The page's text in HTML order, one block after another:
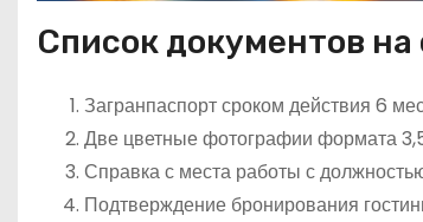
Список документов
Загранпаспорт сроком действия 6
Две цветные фотографии формата
Справка с места работы с
Подтверждение бронирования